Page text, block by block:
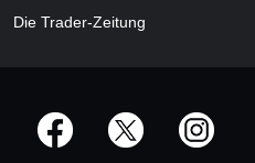
Die Trader-Zeitung
offizielle Social Media-Accounts